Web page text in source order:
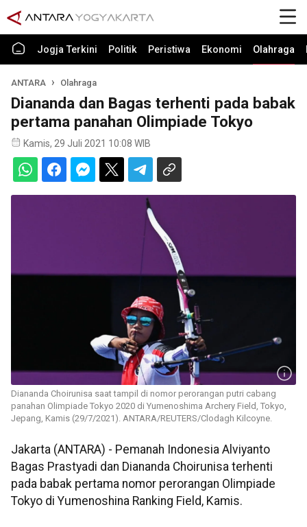
Jogja Terkini Politik Peristiwa Ekonomi Olahraga
ANTARA Olahraga
Diananda dan Bagas terhenti pada babak
pertama panahan Olimpiade Tokyo
Kamis, 29 Juli 2021 10:08 WIB
Diananda Choirunisa saat tampil di nomor perorangan putri cabang
panahan Olimpiade Tokyo 2020 di Yumenoshima Archery Field, Tokyo,
Jepang, Kamis (29/7/2021). ANTARA/REUTERS/Clodagh Kilcoyne.
Jakarta (ANTARA) - Pemanah Indonesia Alviyanto
Bagas Prastyadi dan Diananda Choirunisa terhenti
pada babak pertama nomor perorangan Olimpiade
Tokyo di Yumenoshina Ranking Field, Kamis.